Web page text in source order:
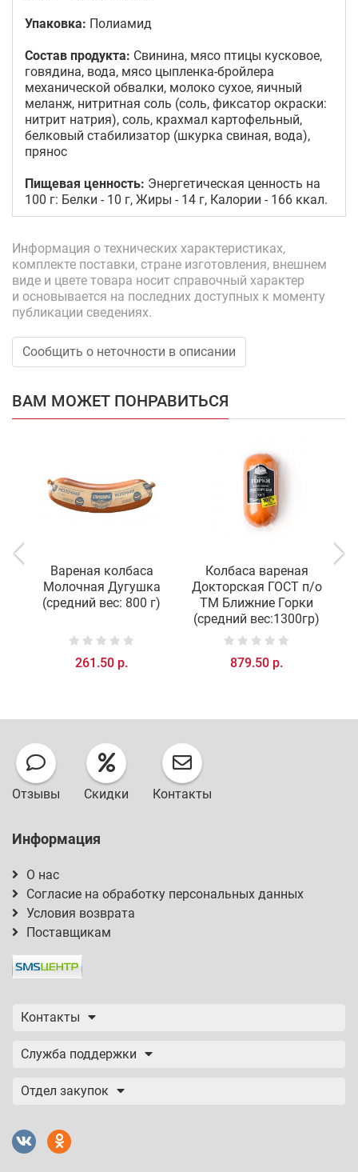
Упаковка: Полиамид
Состав продукта: Свинина, мясо птицы кусковое,
говядина, вода, мясо цыпленка-бройлера
механической обвалки, молоко сухое, яичный
меланж, нитритная соль (соль, фиксатор окраски:
нитрит натрия), соль, крахмал картофельный,
белковый стабилизатор (шкурка свиная, вода),
прянос
Пищевая ценность: Энергетическая ценность на
100 г: Белки - 10 г, Жиры - 14 г, Калории - 166 ккал.
Информация о технических характеристиках,
комплекте поставки, стране изготовления, внешнем
виде и цвете товара носит справочный характер
и основывается на последних доступных к моменту
публикации сведениях.
Сообщить о неточности в описании
ВАМ МОЖЕТ ПОНРАВИТЬСЯ
Вареная колбаса
Молочная Дугушка
(средний вес: 800 г)
261.50 р.
Колбаса вареная
Докторская ГОСТ п/о
ТМ Ближние Горки
(средний вес:1300гр)
879.50 р.
Отзывы Скидки Контакты
Информация
О нас
Согласие на обработку персональных данных
Условия возврата
Поставщикам
Контакты
Служба поддержки
Отдел закупок